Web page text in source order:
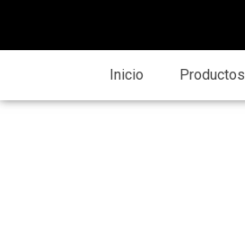
Inicio Productos